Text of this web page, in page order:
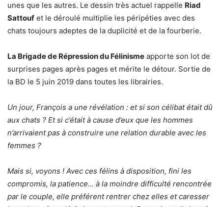
unes que les autres. Le dessin très actuel rappelle Riad
Sattouf et le déroulé multiplie les péripéties avec des
chats toujours adeptes de la duplicité et de la fourberie.
La Brigade de Répression du Félinisme apporte son lot de
surprises pages après pages et mérite le détour. Sortie de
la BD le 5 juin 2019 dans toutes les librairies.
Un jour, François a une révélation : et si son célibat était dû
aux chats ? Et si c’était à cause d’eux que les hommes
n’arrivaient pas à construire une relation durable avec les
femmes ?
Mais si, voyons ! Avec ces félins à disposition, fini les
compromis, la patience… à la moindre difficulté rencontrée
par le couple, elle préférent rentrer chez elles et caresser